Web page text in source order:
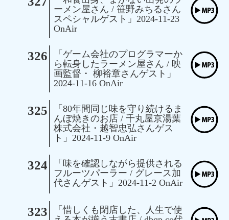
ーメン屋さん / 笹野みちるさん
スペシャルゲスト」2024-11-23
OnAir
326
「ゲーム会社のプログラマーか
ら転身したラーメン屋さん / 映
画監督・ 柳裕章さんゲスト」
2024-11-16 OnAir
325
「80年間同じ味を守り続けるま
んぼ焼きのお店 / 千丸屋京湯葉
株式会社・越智忠弘さんゲス
ト」2024-11-9 OnAir
324
「味を確認しながら提供される
フルーツパーラー / グレース加
代さんゲスト」2024-11-2 OnAir
323
「惜しくも閉店した、人生で使